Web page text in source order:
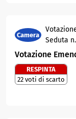
Camera
Seduta n.
Votazione
RESPINTA
22 voti di scarto